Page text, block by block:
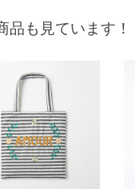
も見ています！